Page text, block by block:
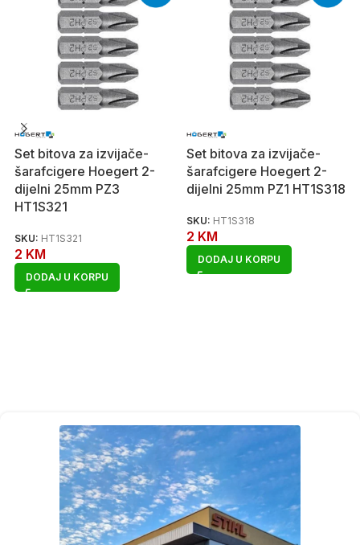
Set bitova za izvijače-
šarafcigere Hoegert 2-
dijelni 25mm PZ3
HT1S321
SKU: HT1S321
2 KM
DODAJ U KORPU
Set bitova za izvijače-
šarafcigere Hoegert 2-
dijelni 25mm PZ1 HT1S318
SKU: HT1S318
2 KM
DODAJ U KORPU